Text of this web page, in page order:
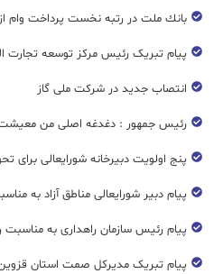
بانك ملت در رتبه نخست پرداخت وام
پیام تبریک رئیس مرکز توسعه تجارت
انتصاب جدید در شرکت ملی گاز
رئیس جمهور : دغدغه اصلی من
پنج اولویت دبیرخانه شورایعالی برای
پیام دبیر شورایعالی مناطق آزاد به
پیام رئیس سازمان راهداری به مناسبت
پیام تبریک مدیرکل صمت استان قزوین